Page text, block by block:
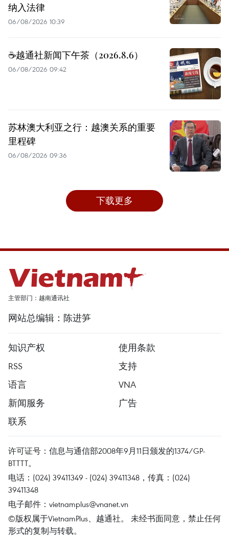
纳入法律
06/08/2026 10:39
☕️越通社新闻下午茶（2026.8.6）
06/08/2026 09:42
苏林澳大利亚之行：越澳关系的重要
里程碑
06/08/2026 09:36
下载更多
主管部门：越南通讯社
网站总编辑：陈进笋
知识产权
使用条款
RSS
支持
语言
VNA
新闻服务
广告
联系
许可证号：信息与通信部2008年9月11日颁发的1374/GP-
BTTTT。
电话：(024) 39411349 - (024) 39411348，传真：(024)
39411348
电子邮件： vietnamplus@vnanet.vn
©版权属于VietnamPlus、越通社。 未经书面同意，禁止任何
形式的复制与转载。